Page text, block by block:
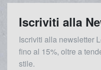
Iscriviti alla
Iscriviti alla newsletter
fino al 15%, oltre a
stile.